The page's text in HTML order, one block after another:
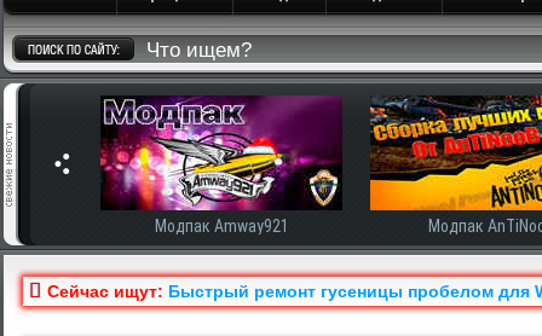
Модпак Amway921 Модпак
Сейчас ищут: Быстрый ремонт гусеницы пробелом для